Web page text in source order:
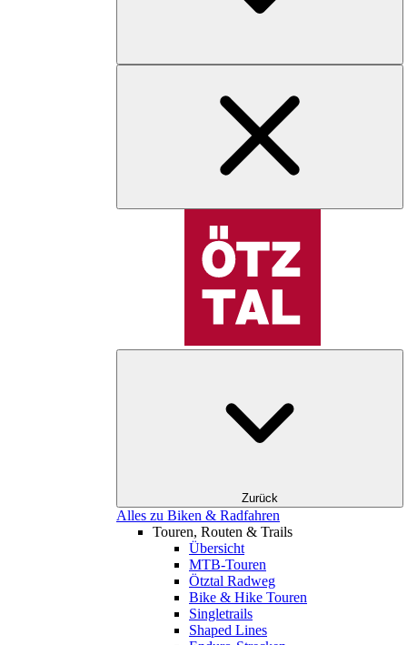
Zurück
Alles zu Biken & Radfahren
Touren, Routen & Trails
Übersicht
MTB-Touren
Ötztal Radweg
Bike & Hike Touren
Singletrails
Shaped Lines